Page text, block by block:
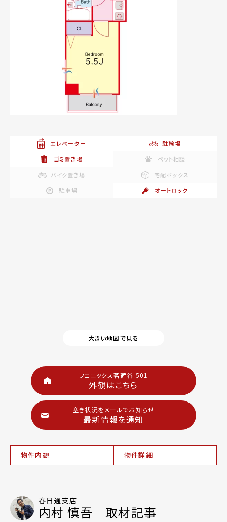
エレベーター
駐輪場
ゴミ置き場
ペット相談
バイク置き場
宅配ボックス
駐車場
オートロック
大きい地図で見る
フェニックス茗荷谷 501
外観はこちら
空き状況をメールでお知らせ
最新情報を通知
物件内観 物件詳細
春日通支店
内村 慎吾 取材記事